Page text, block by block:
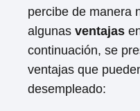
percibe de manera
algunas ventajas
continuación, se
ventajas que
desempleado: